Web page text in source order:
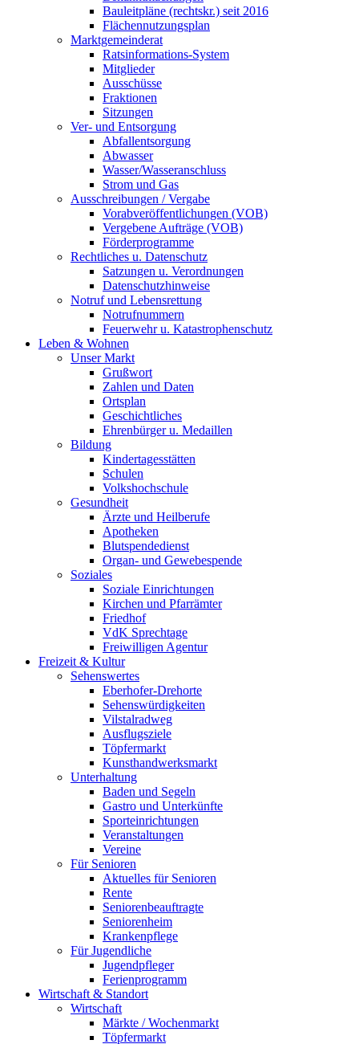
Bauleitpläne (rechtskr.) seit 2016
Flächennutzungsplan
Marktgemeinderat
Ratsinformations-System
Mitglieder
Ausschüsse
Fraktionen
Sitzungen
Ver- und Entsorgung
Abfallentsorgung
Abwasser
Wasser/Wasseranschluss
Strom und Gas
Ausschreibungen / Vergabe
Vorabveröffentlichungen (VOB)
Vergebene Aufträge (VOB)
Förderprogramme
Rechtliches u. Datenschutz
Satzungen u. Verordnungen
Datenschutzhinweise
Notruf und Lebensrettung
Notrufnummern
Feuerwehr u. Katastrophenschutz
Leben & Wohnen
Unser Markt
Grußwort
Zahlen und Daten
Ortsplan
Geschichtliches
Ehrenbürger u. Medaillen
Bildung
Kindertagesstätten
Schulen
Volkshochschule
Gesundheit
Ärzte und Heilberufe
Apotheken
Blutspendedienst
Organ- und Gewebespende
Soziales
Soziale Einrichtungen
Kirchen und Pfarrämter
Friedhof
VdK Sprechtage
Freiwilligen Agentur
Freizeit & Kultur
Sehenswertes
Eberhofer-Drehorte
Sehenswürdigkeiten
Vilstalradweg
Ausflugsziele
Töpfermarkt
Kunsthandwerksmarkt
Unterhaltung
Baden und Segeln
Gastro und Unterkünfte
Sporteinrichtungen
Veranstaltungen
Vereine
Für Senioren
Aktuelles für Senioren
Rente
Seniorenbeauftragte
Seniorenheim
Krankenpflege
Für Jugendliche
Jugendpfleger
Ferienprogramm
Wirtschaft & Standort
Wirtschaft
Märkte / Wochenmarkt
Töpfermarkt